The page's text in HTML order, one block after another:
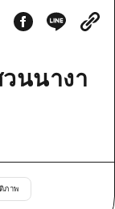
มค่านนางา
ภาพ